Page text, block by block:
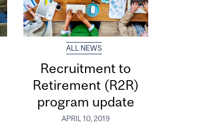
ALL NEWS
Recruitment to
Retirement (R2R)
program update
APRIL 10, 2019